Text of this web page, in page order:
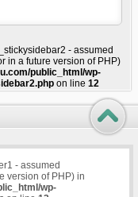
- assumed
in a future version of PHP)
public_html/wp-
on line 12
- assumed
version of PHP) in
wp-